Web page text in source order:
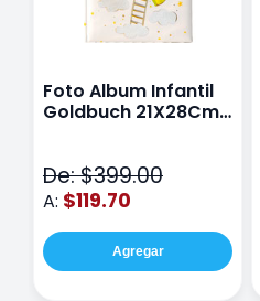
Foto Album Infantil
Goldbuch 21X28Cm
De: $399.00
A: $119.70
Agregar